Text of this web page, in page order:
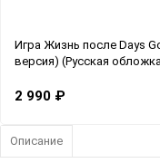
Игра Жизнь после Days
версия) (Русская
2 990 ₽
Описание